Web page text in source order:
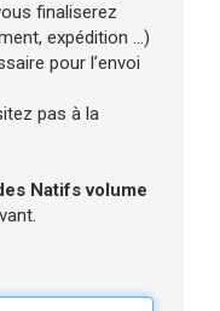
finaliserez
expédition ...)
pour l’envoi
pas à la
Natifs volume